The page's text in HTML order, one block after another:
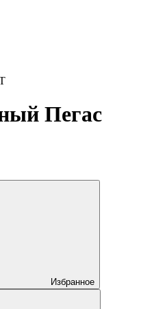
Пегас
Избранное